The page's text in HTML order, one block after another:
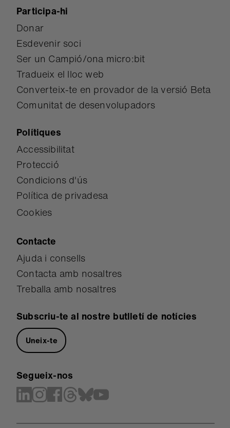
Participa-hi
Donar
Esdevenir soci
Ser un Campió/ona micro:bit
Tradueix el lloc web
Converteix-te en provador de la versió Beta
Comunitat de desenvolupadors
Polítiques
Accessibilitat
Protecció
Condicions d'ús
Política de privadesa
Cookies
Contacte
Ajuda i consells
Contacta amb nosaltres
Treballa amb nosaltres
Subscriu-te al nostre butlletí de notícies
Uneix-te
Segueix-nos